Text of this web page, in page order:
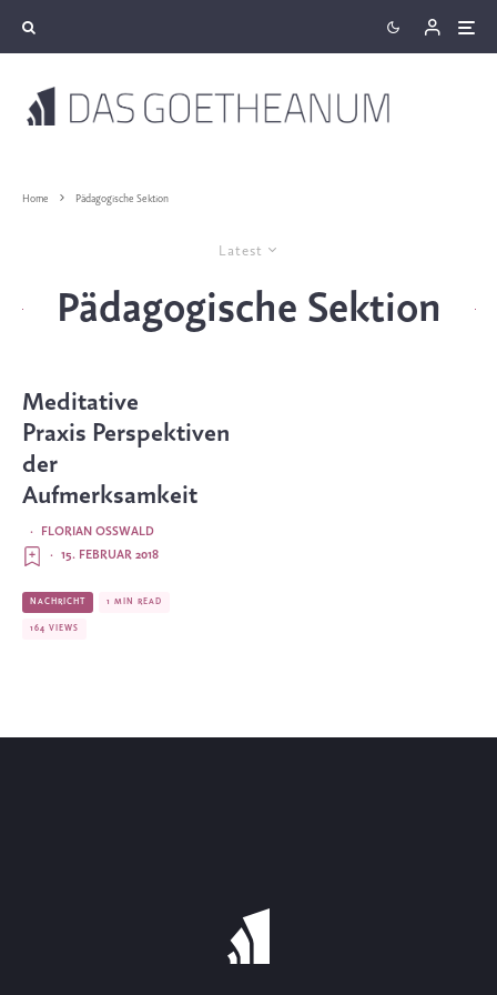
Home Pädagogische Sektion
Latest
Pädagogische Sektion
Meditative
Praxis Perspektiven
der
Aufmerksamkeit
FLORIAN OSSWALD
·
15. FEBRUAR 2018
·
NACHRICHT 1 MIN READ
164 VIEWS